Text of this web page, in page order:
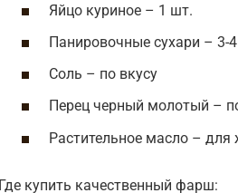
Яйцо куриное – 1 шт.
Панировочные сухари – 3-4
Соль – по вкусу
Перец черный молотый –
Растительное масло – для
Где купить качественный фарш: